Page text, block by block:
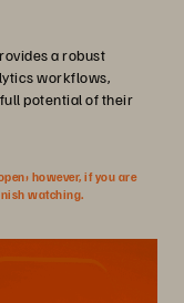
a robust
workflows,
potential of their
however, if you are
watching.